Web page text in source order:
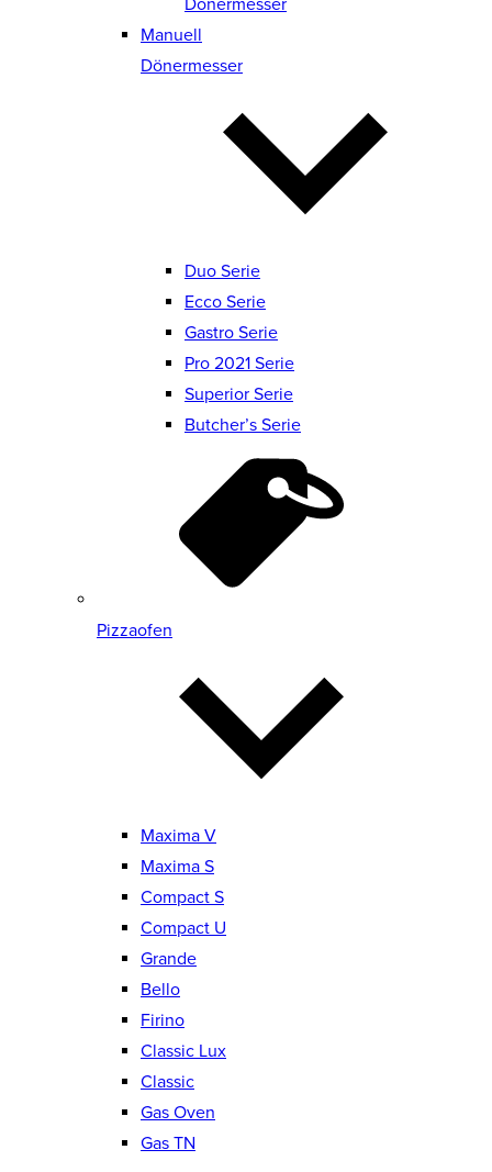
Dönermesser
Manuell
Dönermesser
Duo Serie
Ecco Serie
Gastro Serie
Pro 2021 Serie
Superior Serie
Butcher’s Serie
Pizzaofen
Maxima V
Maxima S
Compact S
Compact U
Grande
Bello
Firino
Classic Lux
Classic
Gas Oven
Gas TN